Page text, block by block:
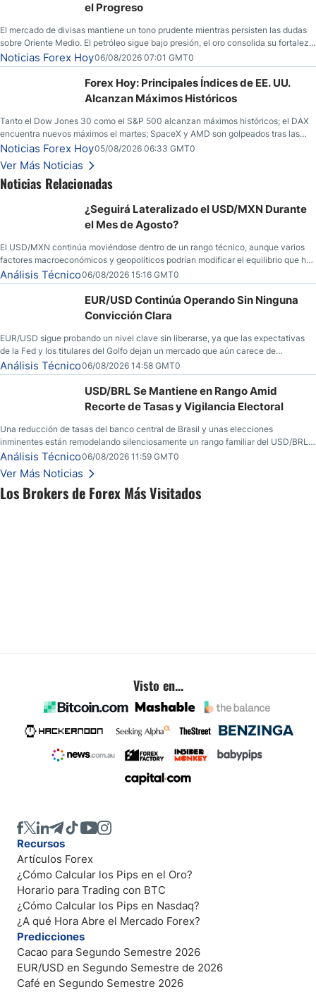
Los Brokers de Forex Más Visitados
el Progreso
El mercado de divisas mantiene un tono prudente mientras persisten las dudas
sobre Oriente Medio. El petróleo sigue bajo presión, el oro consolida su fortaleza
y los operadores esperan nuevas referencias económicas desde Estados
Unidos.
Noticias Forex Hoy06/08/2026 07:01 GMT0
Forex Hoy: Principales Índices de EE. UU.
Alcanzan Máximos Históricos
Tanto el Dow Jones 30 como el S&P 500 alcanzan máximos históricos; el DAX
encuentra nuevos máximos el martes; SpaceX y AMD son golpeados tras las
llamadas de ganancias; el petróleo crudo cae por debajo de los $80 con nuevas
esperanzas; el dólar estadounidense continúa intentando estabilizarse frente al
yen; el peso mexicano ve un repunte a medida que las tasas caen en EE. UU.
Noticias Forex Hoy05/08/2026 06:33 GMT0
Ver Más Noticias
Noticias Relacionadas
¿Seguirá Lateralizado el USD/MXN Durante
el Mes de Agosto?
El USD/MXN continúa moviéndose dentro de un rango técnico, aunque varios
factores macroeconómicos y geopolíticos podrían modificar el equilibrio que ha
dominado al mercado en las últimas semanas.
Análisis Técnico06/08/2026 15:16 GMT0
EUR/USD Continúa Operando Sin Ninguna
Convicción Clara
EUR/USD sigue probando un nivel clave sin liberarse, ya que las expectativas
de la Fed y los titulares del Golfo dejan un mercado que aún carece de
convicción real.
Análisis Técnico06/08/2026 14:58 GMT0
USD/BRL Se Mantiene en Rango Amid
Recorte de Tasas y Vigilancia Electoral
Una reducción de tasas del banco central de Brasil y unas elecciones
inminentes están remodelando silenciosamente un rango familiar del USD/BRL.
Una reducción de tasas por parte del banco central de Brasil y unas elecciones
inminentes están remodelando silenciosamente un rango familiar del USD/BRL.
Esto es lo que los traders están observando a continuación.
Análisis Técnico06/08/2026 11:59 GMT0
Ver Más Noticias
Visto en...
Recursos
Artículos Forex
¿Cómo Calcular los Pips en el Oro?
Horario para Trading con BTC
¿Cómo Calcular los Pips en Nasdaq?
¿A qué Hora Abre el Mercado Forex?
Predicciones
Cacao para Segundo Semestre 2026
EUR/USD en Segundo Semestre de 2026
Café en Segundo Semestre 2026